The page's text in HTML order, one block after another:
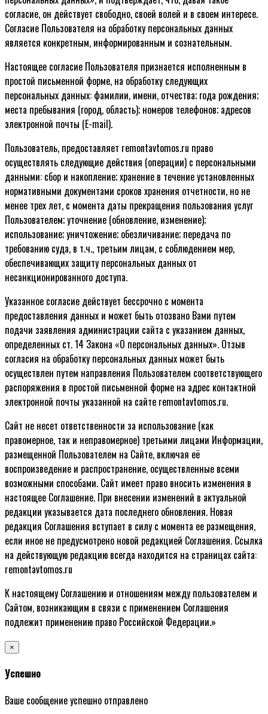
согласие, он действует свободно, своей волей и в своем интересе.
Согласие Пользователя на обработку персональных данных
является конкретным, информированным и сознательным.
Настоящее согласие Пользователя признается исполненным в
простой письменной форме, на обработку следующих
персональных данных: фамилии, имени, отчества; года рождения;
места пребывания (город, область); номеров телефонов; адресов
электронной почты (E-mail).
Пользователь, предоставляет remontavtomos.ru право
осуществлять следующие действия (операции) с персональными
данными: сбор и накопление; хранение в течение установленных
нормативными документами сроков хранения отчетности, но не
менее трех лет, с момента даты прекращения пользования услуг
Пользователем; уточнение (обновление, изменение);
использование; уничтожение; обезличивание; передача по
требованию суда, в т.ч., третьим лицам, с соблюдением мер,
обеспечивающих защиту персональных данных от
несанкционированного доступа.
Указанное согласие действует бессрочно с момента
предоставления данных и может быть отозвано Вами путем
подачи заявления администрации сайта с указанием данных,
определенных ст. 14 Закона «О персональных данных». Отзыв
согласия на обработку персональных данных может быть
осуществлен путем направления Пользователем соответствующего
распоряжения в простой письменной форме на адрес контактной
электронной почты указанной на сайте remontavtomos.ru.
Сайт не несет ответственности за использование (как
правомерное, так и неправомерное) третьими лицами Информации,
размещенной Пользователем на Сайте, включая её
воспроизведение и распространение, осуществленные всеми
возможными способами. Сайт имеет право вносить изменения в
настоящее Соглашение. При внесении изменений в актуальной
редакции указывается дата последнего обновления. Новая
редакция Соглашения вступает в силу с момента ее размещения,
если иное не предусмотрено новой редакцией Соглашения. Ссылка
на действующую редакцию всегда находится на страницах сайта:
remontavtomos.ru
К настоящему Соглашению и отношениям между пользователем и
Сайтом, возникающим в связи с применением Соглашения
подлежит применению право Российской Федерации.»
×
Успешно
Ваше сообщение успешно отправлено